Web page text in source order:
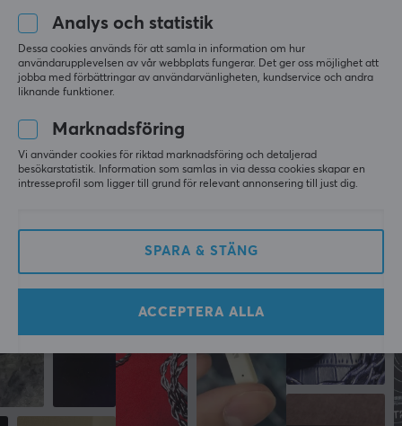
Pär W
Verifierad köpare
Level 16
PC
Cable Guys HOLDEM SEGA - Knuckles Mobil &amp; Kontrollhållare
Mer från vårt Community
Analys och statistik
Dessa cookies används för att samla in information om hur
användarupplevelsen av vår webbplats fungerar. Det ger oss möjlighet att
jobba med förbättringar av användarvänligheten, kundservice och andra
liknande funktioner.
Marknadsföring
Vi använder cookies för riktad marknadsföring och detaljerad
besökarstatistik. Information som samlas in via dessa cookies skapar en
intresseprofil som ligger till grund för relevant annonsering till just dig.
SPARA & STÄNG
ACCEPTERA ALLA